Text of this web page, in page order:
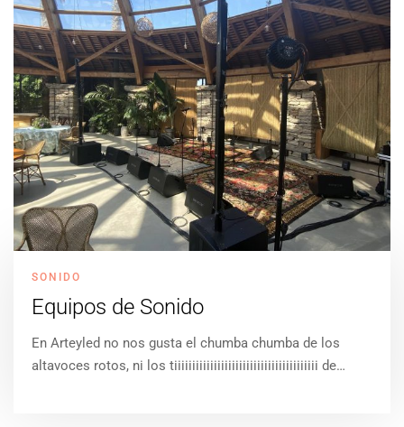
SONIDO
Equipos de Sonido
En Arteyled no nos gusta el chumba chumba de los
altavoces rotos, ni los tiiiiiiiiiiiiiiiiiiiiiiiiiiiiiiiiiiiiiiii de…